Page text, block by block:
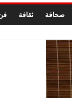
صحافة ثقافة